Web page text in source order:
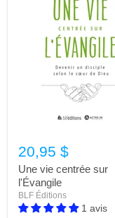
20,95 $
Une vie centrée sur
l'Évangile
BLF Éditions
1 avis